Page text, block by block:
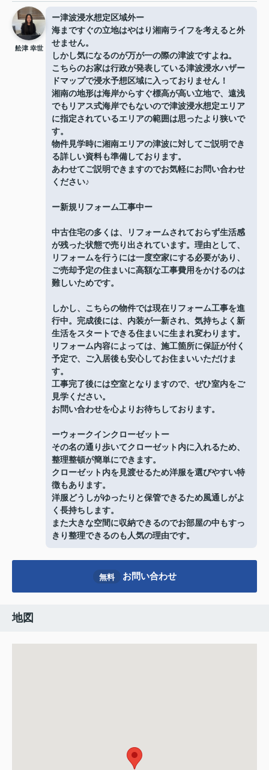
舩津 幸世
ー津波浸水想定区域外ー
海まですぐの立地はやはり湘南ライフを考えると外
せません。
しかし気になるのが万が一の際の津波ですよね。
こちらのお家は行政が発表している津波浸水ハザー
ドマップで浸水予想区域に入っておりません！
湘南の地形は海岸からすぐ標高が高い立地で、遠浅
でもリアス式海岸でもないので津波浸水想定エリア
に指定されているエリアの範囲は思ったより狭いで
す。
物件見学時に湘南エリアの津波に対してご説明でき
る詳しい資料も準備しております。
あわせてご説明できますのでお気軽にお問い合わせ
ください♪
ー新規リフォーム工事中ー
中古住宅の多くは、リフォームされておらず生活感
が残った状態で売り出されています。理由として、
リフォームを行うには一度空家にする必要があり、
ご売却予定の住まいに高額な工事費用をかけるのは
難しいためです。
しかし、こちらの物件では現在リフォーム工事を進
行中。完成後には、内装が一新され、気持ちよく新
生活をスタートできる住まいに生まれ変わります。
リフォーム内容によっては、施工箇所に保証が付く
予定で、ご入居後も安心してお住まいいただけま
す。
工事完了後には空室となりますので、ぜひ室内をご
見学ください。
お問い合わせを心よりお待ちしております。
ーウォークインクローゼットー
その名の通り歩いてクローゼット内に入れるため、
整理整頓が簡単にできます。
クローゼット内を見渡せるため洋服を選びやすい特
徴もあります。
洋服どうしがゆったりと保管できるため風通しがよ
く長持ちします。
また大きな空間に収納できるのでお部屋の中もすっ
きり整理できるのも人気の理由です。
無料 お問い合わせ
地図